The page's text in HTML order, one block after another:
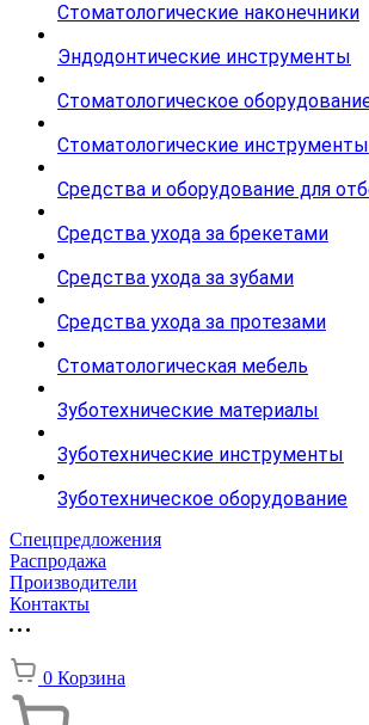
Стоматологические наконечники
Эндодонтические инструменты
Стоматологическое
Стоматологические инструменты
Средства и оборудование для
Средства ухода за брекетами
Средства ухода за зубами
Средства ухода за протезами
Стоматологическая мебель
Зуботехнические материалы
Зуботехнические инструменты
Зуботехническое оборудование
Спецпредложения
Распродажа
Производители
Контакты
0 Корзина